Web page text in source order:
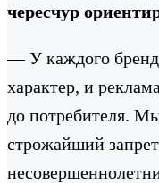
чересчур
— У каждого
характер, и
до потребителя.
строжайший